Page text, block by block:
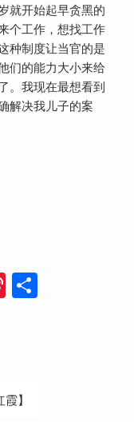
就开始起早贪黑的
个工作，想找工作
种制度让当官的是
们的能力大小来给
。我现在最想看到
解决我儿子的案
Sina分
】